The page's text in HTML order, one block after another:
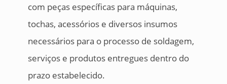
com peças específicas para máquinas,
tochas, acessórios e diversos insumos
necessários para o processo de soldagem,
serviços e produtos entregues dentro do
prazo estabelecido.